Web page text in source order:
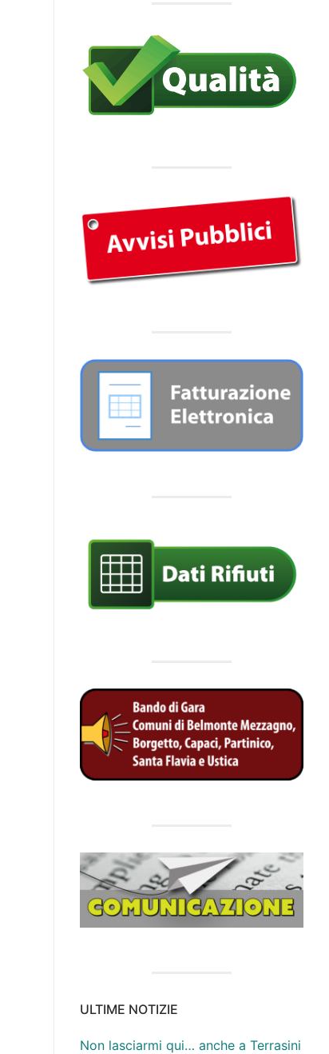
ULTIME NOTIZIE
Non lasciarmi qui… anche a Terrasini